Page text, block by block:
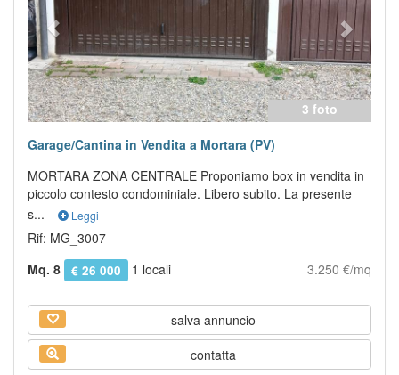
3 foto
Garage/Cantina in Vendita a Mortara (PV)
MORTARA ZONA CENTRALE Proponiamo box in vendita in
piccolo contesto condominiale. Libero subito. La presente
s...
Leggi
Rif: MG_3007
Mq. 8
€ 26 000 1 locali 3.250 €/mq
salva annuncio
contatta